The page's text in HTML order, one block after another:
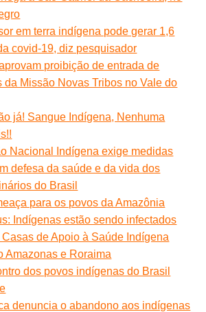
em terra indígena pode gerar 1,6
covid-19, diz pesquisador
proibição de entrada de
da Missão Novas Tribos no Vale do
já! Sangue Indígena, Nenhuma
Nacional Indígena exige medidas
defesa da saúde e da vida dos
do Brasil
para os povos da Amazônia
Indígenas estão sendo infectados
de Apoio à Saúde Indígena
Amazonas e Roraima
dos povos indígenas do Brasil
denuncia o abandono aos indígenas